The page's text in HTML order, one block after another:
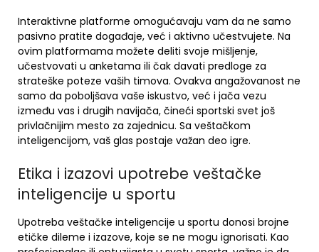
Interaktivne platforme omogućavaju vam da ne samo
pasivno pratite događaje, već i aktivno učestvujete. Na
ovim platformama možete deliti svoje mišljenje,
učestvovati u anketama ili čak davati predloge za
strateške poteze vaših timova. Ovakva angažovanost ne
samo da poboljšava vaše iskustvo, već i jača vezu
između vas i drugih navijača, čineći sportski svet još
privlačnijim mesto za zajednicu. Sa veštačkom
inteligencijom, vaš glas postaje važan deo igre.
Etika i izazovi upotrebe veštačke
inteligencije u sportu
Upotreba veštačke inteligencije u sportu donosi brojne
etičke dileme i izazove, koje se ne mogu ignorisati. Kao